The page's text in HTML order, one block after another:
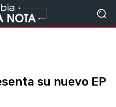
su nuevo EP